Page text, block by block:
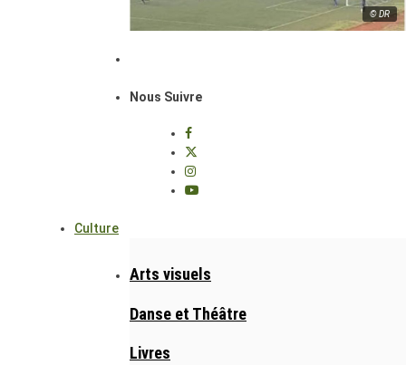
© DR
Nous Suivre
Culture
Arts visuels
Danse et Théâtre
Livres